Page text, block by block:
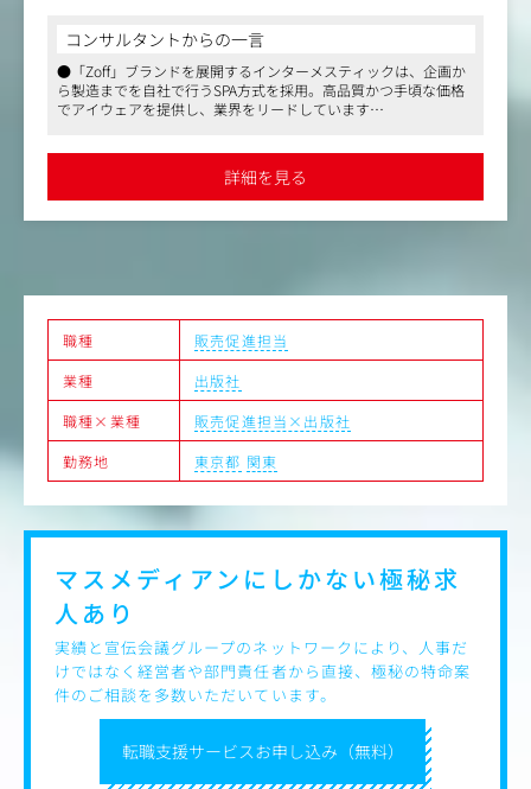
た分析・効果検証の重要性も高まっており、店舗支援を担
う個店販促グループの役割が拡大しています。
今回は、売上データや顧客動向の分析から課題抽出を行
い、販促企画や改善施策の立案・実行まで一貫して推進い
現場と本部をつなぐ立場として、全国の店舗成長を支える
ことができるポジションです。
・商圏分析・競合調査
・販促施策の企画立案
・効果検証および改善提案
・エリア別マーケティング施策の立案
2.新店・改装店支援
・オープン前の商圏分析
・ターゲット設定
・販促計画立案
・オープン後の売上モニタリング
・課題抽出と改善施策推進
3.不振店舗改善
・売上未達店舗の要因分析
・商品部・営業部門との連携
・改善施策提案・実行
・効果測定
4.全社販促施策推進
・キャンペーン施策企画
・店舗販促支援
・各施策の効果測定および、次回の打ち手の検討・実行
コンサルタントからの一言
●「Zoff」ブランドを展開するインターメスティックは、企画か
ら製造までを自社で行うSPA方式を採用。高品質かつ手頃な価格
でアイウェアを提供し、業界をリードしています
●表参道駅直結のオフィスで、フレックスタイム制を導入。残業
は月平均20時間程度で、年間休日129日と働きやすい環境が整っ
ています
詳細を見る
職種
販売促進担当
業種
出版社
職種×業種
販売促進担当×出版社
勤務地
東京都 関東
転職支援サービスお申し込み（無料）
マスメディアンにしかない極秘求
人あり
実績と宣伝会議グループのネットワークにより、人事だ
けではなく経営者や部門責任者から直接、極秘の特命案
件のご相談を多数いただいています。